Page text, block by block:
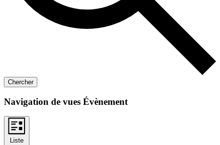
Chercher
Navigation de vues Évènement
Liste